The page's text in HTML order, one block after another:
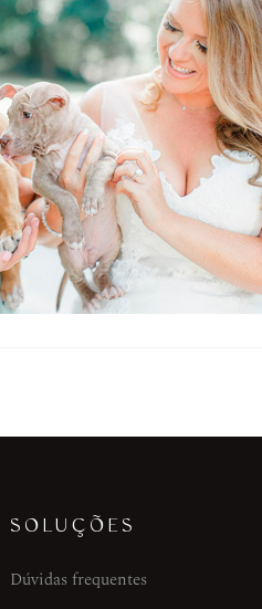
SOLUÇÕES
Dúvidas frequentes